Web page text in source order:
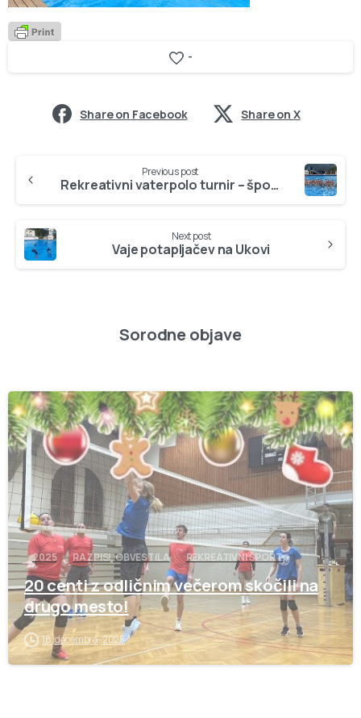
-
Share on Facebook Share on X
Reading
Previous post
Rekreativni vaterpolo turnir – šport in zabava na Ukovi
Next post
Vaje potapljačev na Ukovi
Sorodne objave
-
2025 RAZPISI, OBVESTILA REKREATIVNI ŠPORT
20 centi z odličnim večerom skočili na
drugo mesto!
18. decembra, 2025